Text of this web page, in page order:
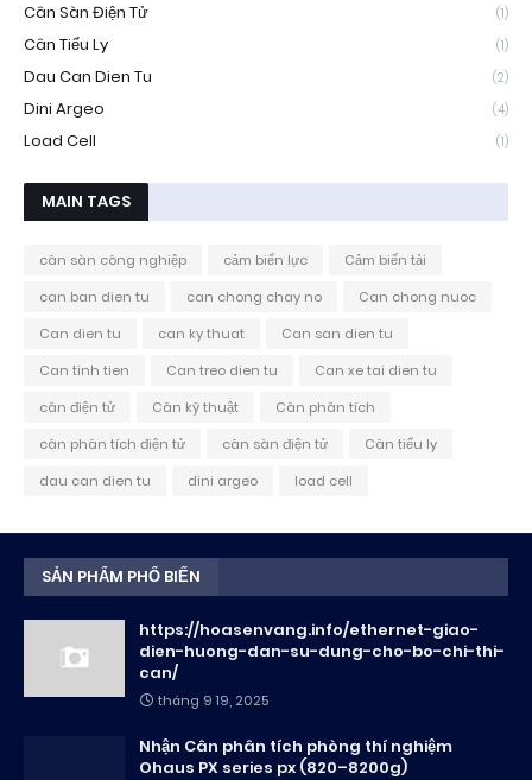
Cân Sàn Điện Tử (1)
Cân Tiểu Ly (1)
Dau Can Dien Tu (2)
Dini Argeo (4)
Load Cell (1)
MAIN TAGS
cân sàn công nghiệp cảm biến lực
Cảm biến tải
can ban dien tu
can chong chay no
Can chong nuoc
Can dien tu
can ky thuat
Can san dien tu
Can tinh tien
Can treo dien tu
Can xe tai dien tu
cân điện tử
Cân kỹ thuật
Cân phân tích
cân phân tích điện tử
cân sàn điện tử
Cân tiểu ly
dau can dien tu
dini argeo load cell
SẢN PHẨM PHỔ BIẾN
https://hoasenvang.info/ethernet-giao-
dien-huong-dan-su-dung-cho-bo-chi-thi-
can/
tháng 9 19, 2025
Nhận Cân phân tích phòng thí nghiệm
Ohaus PX series px (820–8200g)